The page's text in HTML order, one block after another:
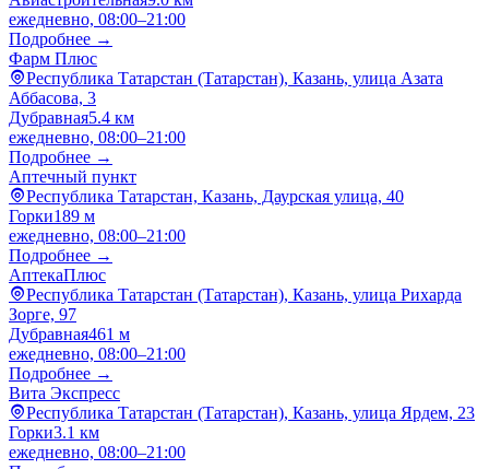
ежедневно, 08:00–21:00
Подробнее →
Фарм Плюс
Республика Татарстан (Татарстан), Казань, улица Азата
Аббасова, 3
Дубравная5.4 км
ежедневно, 08:00–21:00
Подробнее →
Аптечный пункт
Республика Татарстан, Казань, Даурская улица, 40
Горки189 м
ежедневно, 08:00–21:00
Подробнее →
АптекаПлюс
Республика Татарстан (Татарстан), Казань, улица Рихарда
Зорге, 97
Дубравная461 м
ежедневно, 08:00–21:00
Подробнее →
Вита Экспресс
Республика Татарстан (Татарстан), Казань, улица Ярдем, 23
Горки3.1 км
ежедневно, 08:00–21:00